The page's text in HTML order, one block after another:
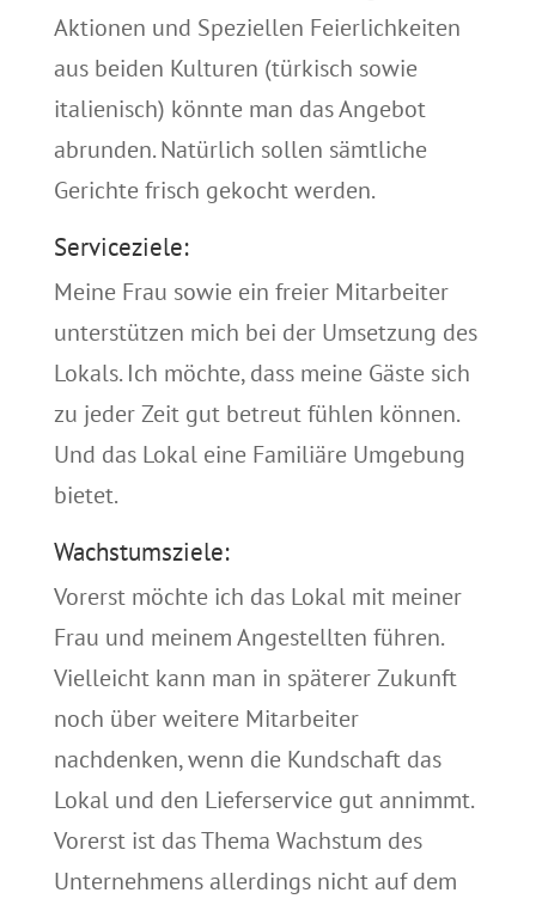
Aktionen und Speziellen Feierlichkeiten
aus beiden Kulturen (türkisch sowie
italienisch) könnte man das Angebot
abrunden. Natürlich sollen sämtliche
Gerichte frisch gekocht werden.
Serviceziele:
Meine Frau sowie ein freier Mitarbeiter
unterstützen mich bei der Umsetzung des
Lokals. Ich möchte, dass meine Gäste sich
zu jeder Zeit gut betreut fühlen können.
Und das Lokal eine Familiäre Umgebung
bietet.
Wachstumsziele:
Vorerst möchte ich das Lokal mit meiner
Frau und meinem Angestellten führen.
Vielleicht kann man in späterer Zukunft
noch über weitere Mitarbeiter
nachdenken, wenn die Kundschaft das
Lokal und den Lieferservice gut annimmt.
Vorerst ist das Thema Wachstum des
Unternehmens allerdings nicht auf dem